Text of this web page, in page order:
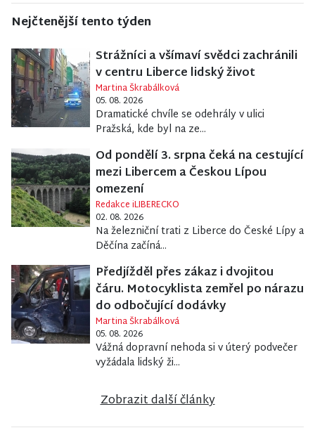
Nejčtenější tento týden
Strážníci a všímaví svědci zachránili
v centru Liberce lidský život
Martina Škrabálková
05. 08. 2026
Dramatické chvíle se odehrály v ulici
Pražská, kde byl na ze...
Od pondělí 3. srpna čeká na cestující
mezi Libercem a Českou Lípou
omezení
Redakce iLIBERECKO
02. 08. 2026
Na železniční trati z Liberce do České Lípy a
Děčína začíná...
Předjížděl přes zákaz i dvojitou
čáru. Motocyklista zemřel po nárazu
do odbočující dodávky
Martina Škrabálková
05. 08. 2026
Vážná dopravní nehoda si v úterý podvečer
vyžádala lidský ži...
Zobrazit další články